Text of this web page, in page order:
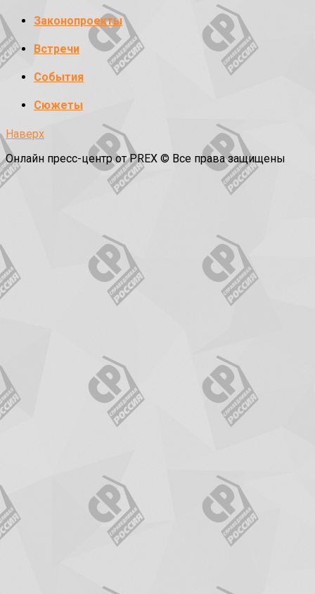
Законопроекты
Встречи
События
Сюжеты
Наверх
Онлайн пресс-центр от PREX © Все права защищены